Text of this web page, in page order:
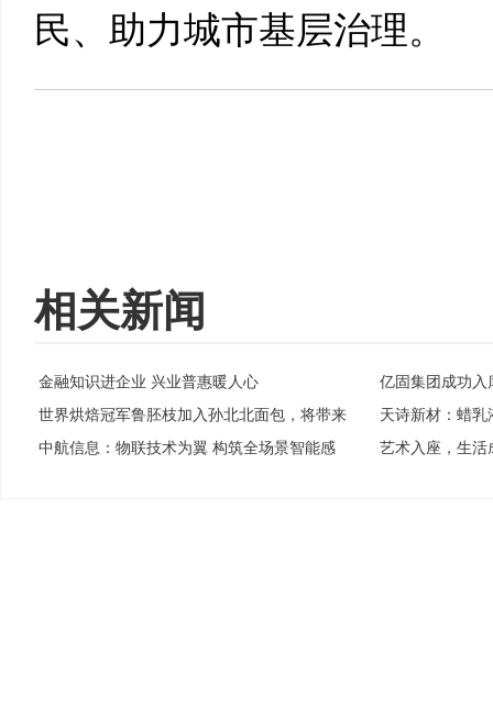
民、助力城市基层治理。
相关新闻
·金融知识进企业 兴业普惠暖人心 ·亿固集团成功入
·世界烘焙冠军鲁胚枝加入孙北北面包，将带来 ·天诗新材：蜡乳
·中航信息：物联技术为翼 构筑全场景智能感 ·艺术入座，生活